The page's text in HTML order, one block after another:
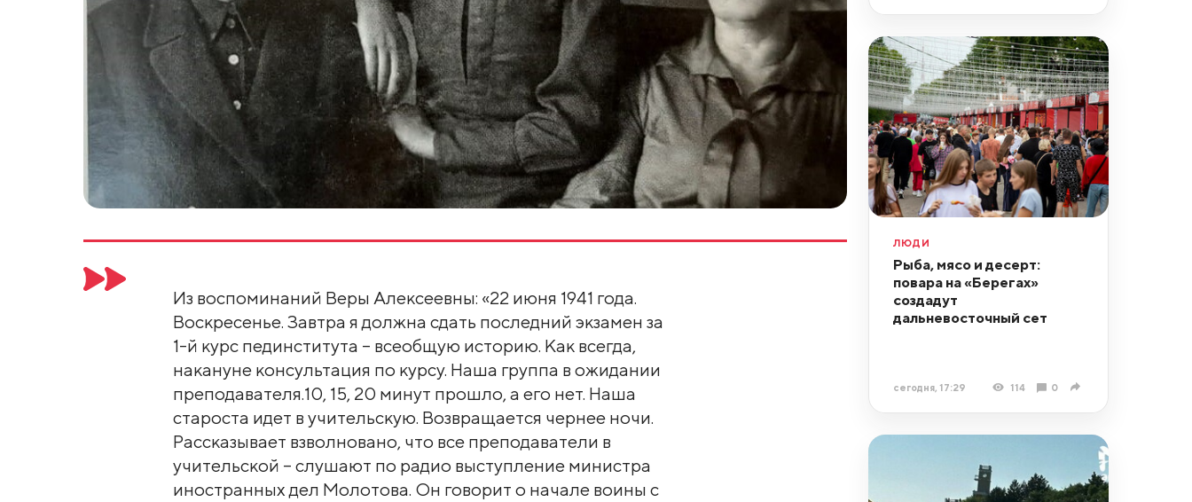
Из воспоминаний Веры Алексеевны: «22 июня 1941 года.
Воскресенье. Завтра я должна сдать последний экзамен за
1-й курс пединститута – всеобщую историю. Как всегда,
накануне консультация по курсу. Наша группа в ожидании
преподавателя.10, 15, 20 минут прошло, а его нет. Наша
староста идет в учительскую. Возвращается чернее ночи.
Рассказывает взволновано, что все преподаватели в
учительской – слушают по радио выступление министра
иностранных дел Молотова. Он говорит о начале воины с
ЛЮДИ
Рыба, мясо и десерт:
повара на «Берегах»
создадут
дальневосточный сет
сегодня, 17:29 114 0